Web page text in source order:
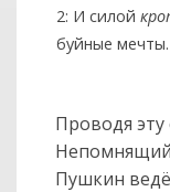
2: И силой
буйные
Проводя эту
Пушкин